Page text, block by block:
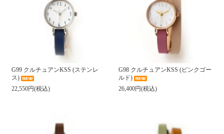
G99 クルチュアンKSS (ステンレ
ス)
22,550円(税込)
G98 クルチュアンKSS (ピンクゴー
ルド)
26,400円(税込)